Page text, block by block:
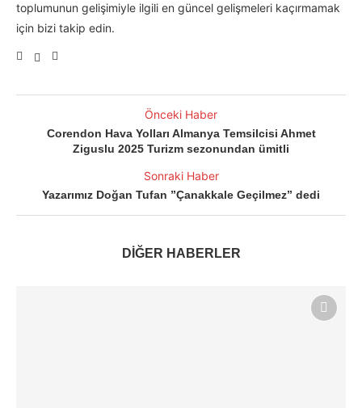
toplumunun gelişimiyle ilgili en güncel gelişmeleri kaçırmamak
için bizi takip edin.
Önceki Haber
Corendon Hava Yolları Almanya Temsilcisi Ahmet
Ziguslu 2025 Turizm sezonundan ümitli
Sonraki Haber
Yazarımız Doğan Tufan ”Çanakkale Geçilmez” dedi
DİĞER HABERLER